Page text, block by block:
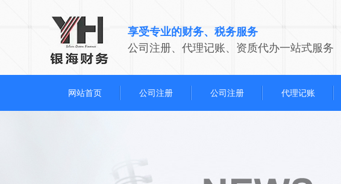
享受专业的财务、税务服务
公司注册、代理记账、资质代办一站式服务
网站首页 公司注册 公司注册 代理记账